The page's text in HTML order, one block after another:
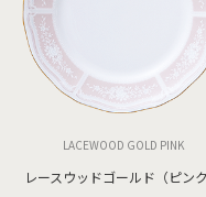
LACEWOOD GOLD PINK
レースウッドゴールド（ピンク